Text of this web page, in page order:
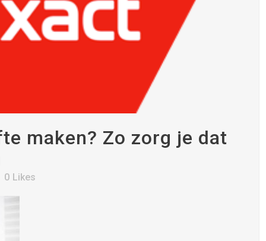
maken? Zo zorg je dat
0 Likes